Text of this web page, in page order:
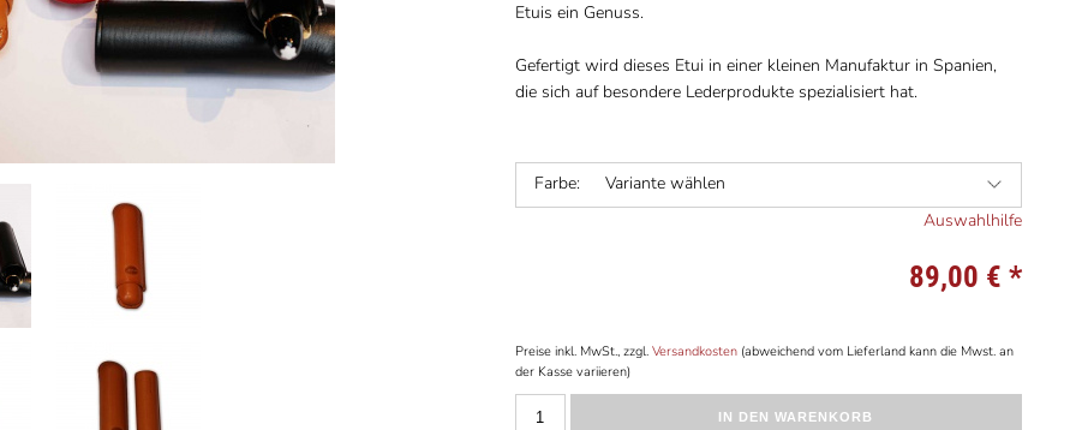
Etuis ein Genuss.
Gefertigt wird dieses Etui in einer kleinen Manufaktur in Spanien,
die sich auf besondere Lederprodukte spezialisiert hat.
Farbe:
Variante wählen
Auswahlhilfe
89,00 € *
Preise inkl. MwSt., zzgl. Versandkosten(abweichend vom Lieferland kann die Mwst. an
der Kasse variieren)
IN DEN WARENKORB